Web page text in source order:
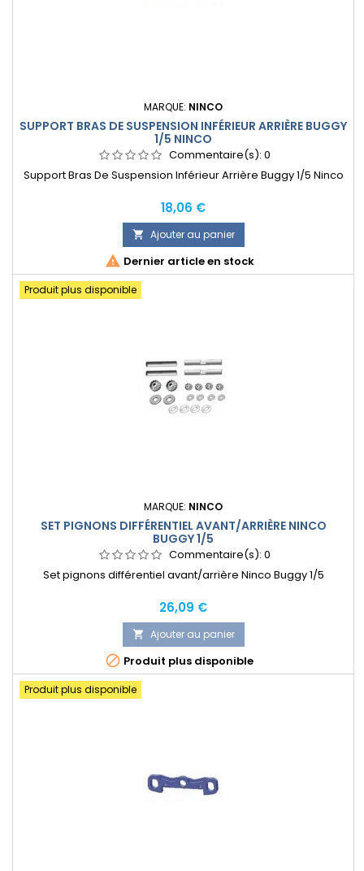
MARQUE: NINCO
SUPPORT BRAS DE SUSPENSION INFÉRIEUR ARRIÈRE BUGGY
1/5 NINCO
Commentaire(s): 0
Support Bras De Suspension Inférieur Arrière Buggy 1/5 Ninco
Prix
18,06 €
 Ajouter au panier
 Dernier article en stock
Produit plus disponible
MARQUE: NINCO
SET PIGNONS DIFFÉRENTIEL AVANT/ARRIÈRE NINCO
BUGGY 1/5
Commentaire(s): 0
Set pignons différentiel avant/arrière Ninco Buggy 1/5
Prix
26,09 €
 Ajouter au panier
 Produit plus disponible
Produit plus disponible